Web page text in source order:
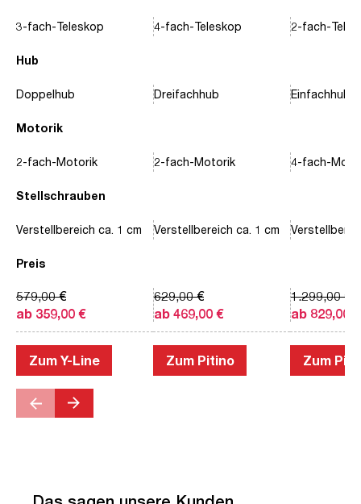
Hub
Motorik
Stellschrauben
Preis
3-fach-Teleskop
Doppelhub
2-fach-Motorik
Verstellbereich ca. 1 cm
ab 359,00 €
579,00 €
Zum Y-Line
4-fach-Teleskop
Dreifachhub
2-fach-Motorik
Verstellbereich ca. 1 cm
ab 469,00 €
629,00 €
Zum Pitino
2-fach-
Einfachhub
4-fach-
ab 829,00 €
1.299,00 €
Zum